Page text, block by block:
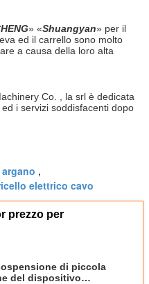
» «Shuangyan» per il
ed il carrello sono molto
a causa della loro alta
Co. , la srl è dedicata
i servizi soddisfacenti dopo
,
elettrico cavo
prezzo per
di piccola
del dispositivo